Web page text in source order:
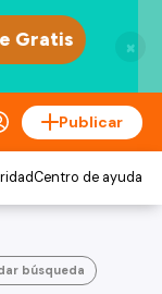
×
Publicar
Centro de ayuda
búsqueda